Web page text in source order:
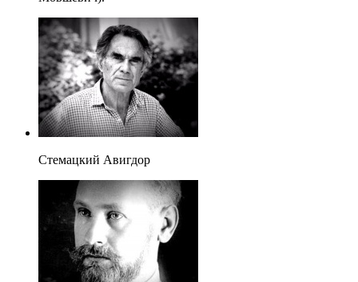
Стемацкий Авигдор